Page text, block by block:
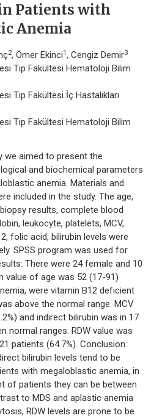
Patients with
Anemia
2, Ömer Ekinci1, Cengiz Demir3
Tıp Fakültesi Hematoloji Bilim
Tıp Fakültesi İç Hastalıkları
Tıp Fakültesi Hematoloji Bilim
we aimed to present the
and biochemical parameters
anemia. Materials and
included in the study. The age,
results, complete blood
leukocyte, platelets, MCV,
folic acid, bilirubin levels were
SPSS program was used for
There were 24 female and 10
value of age was 52 (17-91)
were vitamin B12 deficient
above the normal range. MCV
and indirect bilirubin was in 17
normal ranges. RDW value was
patients (64.7%). Conclusion:
bilirubin levels tend to be
with megaloblastic anemia, in
of patients they can be between
to MDS and aplastic anemia
RDW levels are prone to be